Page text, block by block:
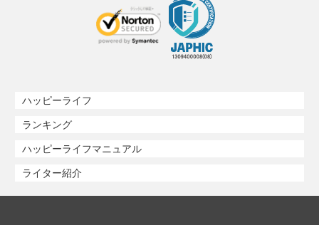
ハッピーライフ
ランキング
ハッピーライフマニュアル
ライター紹介